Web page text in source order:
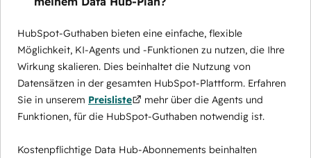
HubSpot-Guthaben bieten eine einfache, flexible
Möglichkeit, KI-Agents und -Funktionen zu nutzen, die Ihre
Wirkung skalieren. Dies beinhaltet die Nutzung von
Datensätzen in der gesamten HubSpot-Plattform. Erfahren
Sie in unserem Preisliste
mehr über die Agents und
Funktionen, für die HubSpot-Guthaben notwendig ist.
Kostenpflichtige Data Hub-Abonnements beinhalten